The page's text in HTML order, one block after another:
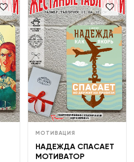
МОТИВАЦИЯ
НАДЕЖДА СПАСАЕТ
МОТИВАТОР